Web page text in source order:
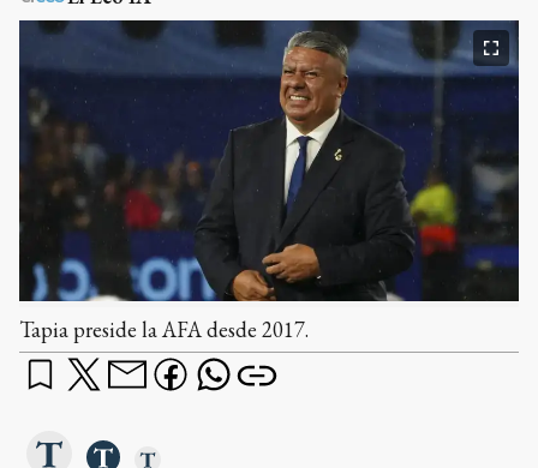
Tapia preside la AFA desde 2017.